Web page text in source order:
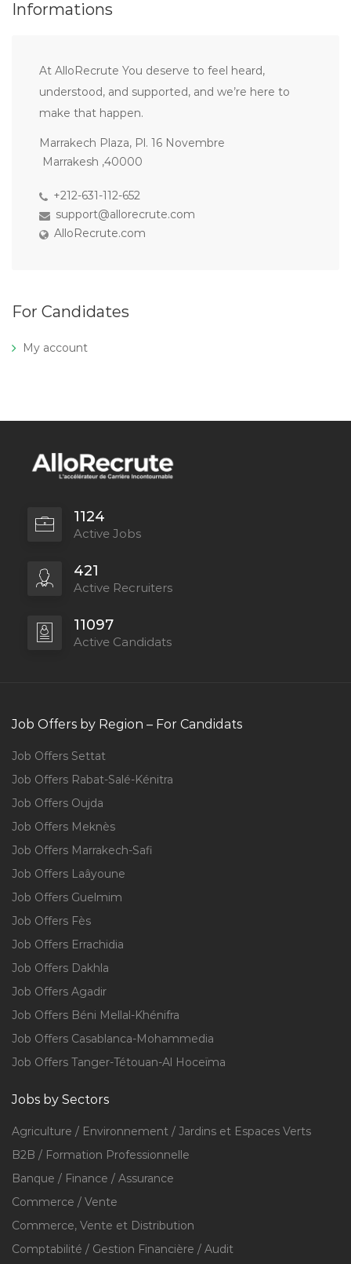
Informations
At AlloRecrute You deserve to feel heard,
understood, and supported, and we’re here to
make that happen.
Marrakech Plaza, Pl. 16 Novembre
Marrakesh ,40000
+212-631-112-652
support@allorecrute.com
AlloRecrute.com
For Candidates
My account
1124
Active Jobs
421
Active Recruiters
11097
Active Candidats
Job Offers by Region – For Candidats
Job Offers Settat
Job Offers Rabat-Salé-Kénitra
Job Offers Oujda
Job Offers Meknès
Job Offers Marrakech-Safi
Job Offers Laâyoune
Job Offers Guelmim
Job Offers Fès
Job Offers Errachidia
Job Offers Dakhla
Job Offers Agadir
Job Offers Béni Mellal-Khénifra
Job Offers Casablanca-Mohammedia
Job Offers Tanger-Tétouan-Al Hoceïma
Jobs by Sectors
Agriculture / Environnement / Jardins et Espaces Verts
B2B / Formation Professionnelle
Banque / Finance / Assurance
Commerce / Vente
Commerce, Vente et Distribution
Comptabilité / Gestion Financière / Audit